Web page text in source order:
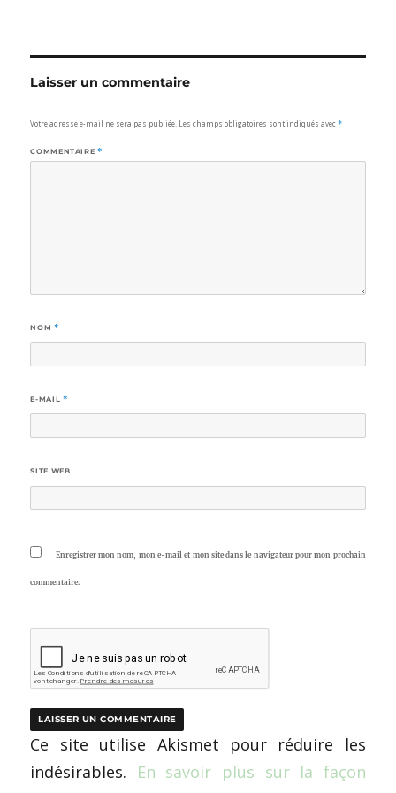
Laisser un commentaire
Votre adresse e-mail ne sera pas publiée. Les champs obligatoires sont indiqués avec*
COMMENTAIRE *
NOM *
E-MAIL *
SITE WEB
Enregistrer mon nom, mon e-mail et mon site dans le navigateur pour mon prochain
commentaire.
Ce site utilise Akismet pour réduire les
indésirables. En savoir plus sur la façon